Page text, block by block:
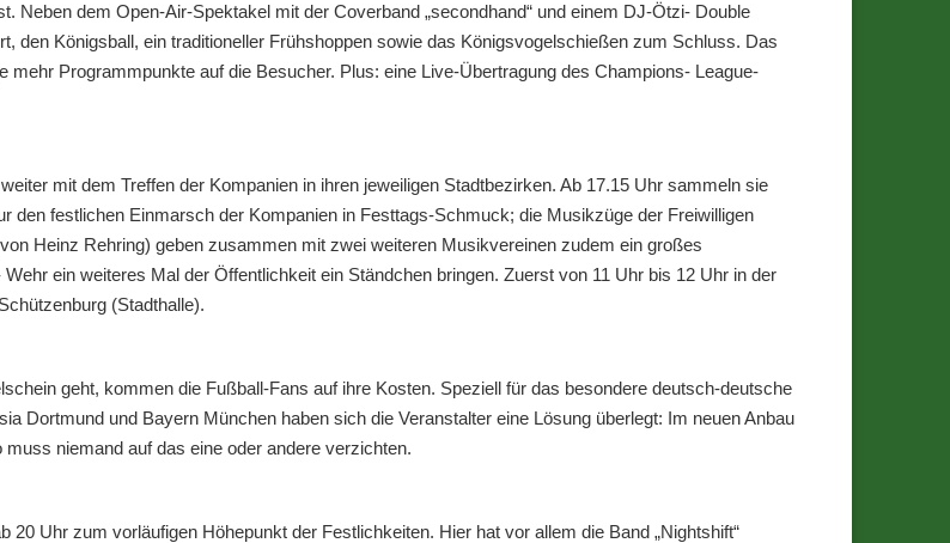
dem Open-Air-Spektakel mit der Coverband „secondhand“ und einem DJ-Ötzi- Double
den Königsball, ein traditioneller Frühshoppen sowie das Königsvogelschießen zum Schluss. Das
Programmpunkte auf die Besucher. Plus: eine Live-Übertragung des Champions- League-
mit dem Treffen der Kompanien in ihren jeweiligen Stadtbezirken. Ab 17.15 Uhr sammeln sie
den festlichen Einmarsch der Kompanien in Festtags-Schmuck; die Musikzüge der Freiwilligen
Heinz Rehring) geben zusammen mit zwei weiteren Musikvereinen zudem ein großes
ein weiteres Mal der Öffentlichkeit ein Ständchen bringen. Zuerst von 11 Uhr bis 12 Uhr in der
(Stadthalle).
geht, kommen die Fußball-Fans auf ihre Kosten. Speziell für das besondere deutsch-deutsche
Dortmund und Bayern München haben sich die Veranstalter eine Lösung überlegt: Im neuen Anbau
niemand auf das eine oder andere verzichten.
Uhr zum vorläufigen Höhepunkt der Festlichkeiten. Hier hat vor allem die Band „Nightshift“